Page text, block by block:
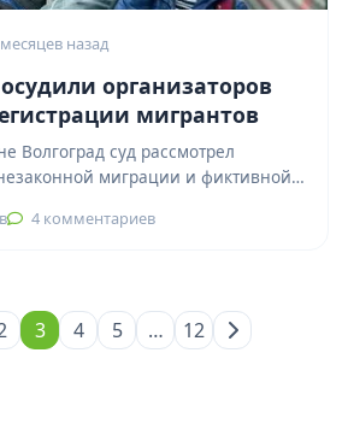
назад
организаторов
мигрантов
Волгоград суд рассмотрел
миграции и фиктивной
4 комментариев
3 4 5 … 12